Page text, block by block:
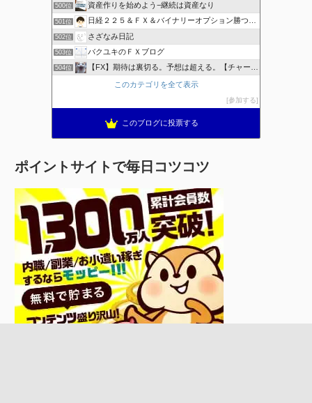
500位 資産作りを始めよう−継続は資産なり
501位 日経２２５＆ＦＸ＆バイナリーオプション勝つための
502位 さざなみ日記
503位 バクユキのＦＸブログ
504位 【FX】期待は裏切る。予想は超える。【チャート学びブログ】
このカテゴリを全て表示
参加する
このブログに投票する
ポイントサイトで毎日コツコツ